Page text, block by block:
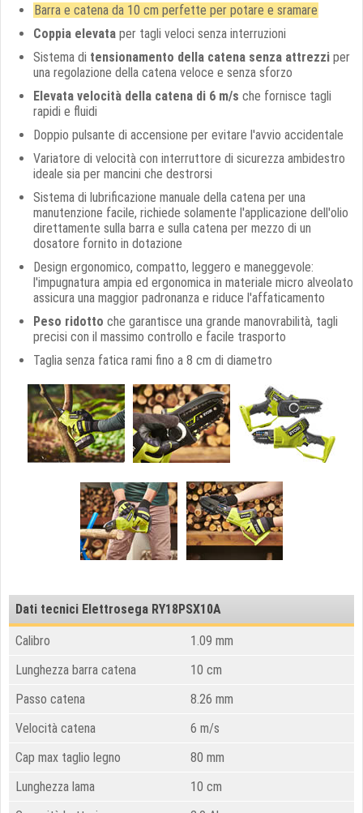
Barra e catena da 10 cm perfette per potare e sramare
Coppia elevata per tagli veloci senza interruzioni
Sistema di tensionamento della catena senza attrezzi per
una regolazione della catena veloce e senza sforzo
Elevata velocità della catena di 6 m/s che fornisce tagli
rapidi e fluidi
Doppio pulsante di accensione per evitare l'avvio accidentale
Variatore di velocità con interruttore di sicurezza ambidestro
ideale sia per mancini che destrorsi
Sistema di lubrificazione manuale della catena per una
manutenzione facile, richiede solamente l'applicazione dell'olio
direttamente sulla barra e sulla catena per mezzo di un
dosatore fornito in dotazione
Design ergonomico, compatto, leggero e maneggevole:
l'impugnatura ampia ed ergonomica in materiale micro alveolato
assicura una maggior padronanza e riduce l'affaticamento
Peso ridotto che garantisce una grande manovrabilità, tagli
precisi con il massimo controllo e facile trasporto
Taglia senza fatica rami fino a 8 cm di diametro
Dati tecnici Elettrosega RY18PSX10A
Calibro 1.09 mm
Lunghezza barra catena
10 cm
Passo catena
8.26 mm
Velocità catena
6 m/s
Cap max taglio legno
80 mm
Lunghezza lama
10 cm